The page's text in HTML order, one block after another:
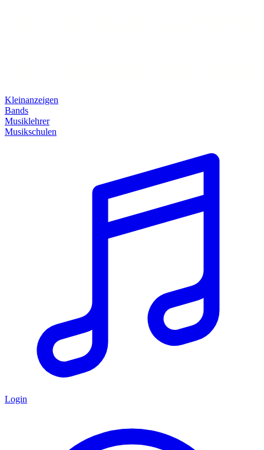
Kleinanzeigen
Bands
Musiklehrer
Musikschulen
Login